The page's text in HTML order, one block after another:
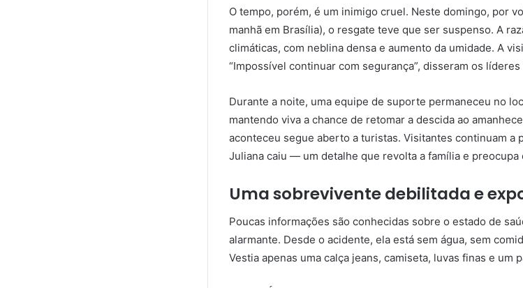
O tempo, porém, é um inimigo cruel. Neste domingo, por
manhã em Brasília), o resgate teve que ser suspenso. A
climáticas, com neblina densa e aumento da umidade. A
“Impossível continuar com segurança”, disseram os líderes
Durante a noite, uma equipe de suporte permaneceu no
mantendo viva a chance de retomar a descida ao
aconteceu segue aberto a turistas. Visitantes continuam a
Juliana caiu — um detalhe que revolta a família e preocupa
Uma sobrevivente debilitada e
Poucas informações são conhecidas sobre o estado de
alarmante. Desde o acidente, ela está sem água, sem
Vestia apenas uma calça jeans, camiseta, luvas finas e um